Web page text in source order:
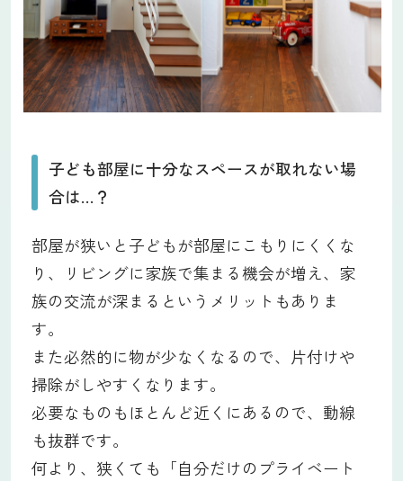
子ども部屋に十分なスペースが取れない場
合は…？
部屋が狭いと子どもが部屋にこもりにくくな
り、リビングに家族で集まる機会が増え、家
族の交流が深まるというメリットもありま
す。
また必然的に物が少なくなるので、片付けや
掃除がしやすくなります。
必要なものもほとんど近くにあるので、動線
も抜群です。
何より、狭くても「自分だけのプライベート